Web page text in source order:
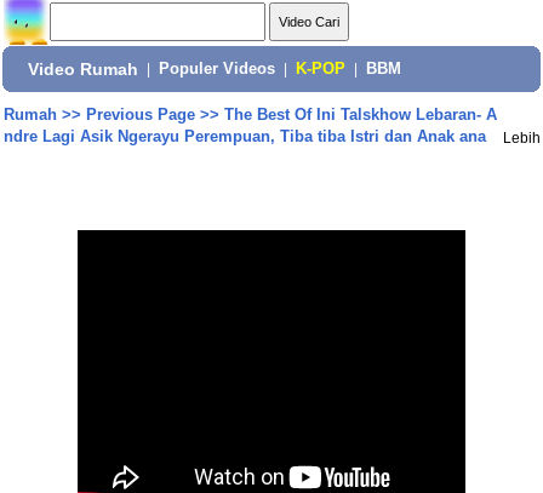
Video Rumah Populer Videos K-POP BBM
Rumah>> Previous Page>> The Best Of Ini Talskhow Lebaran- A
ndre Lagi Asik Ngerayu Perempuan, Tiba tiba Istri dan Anak ana
Lebih